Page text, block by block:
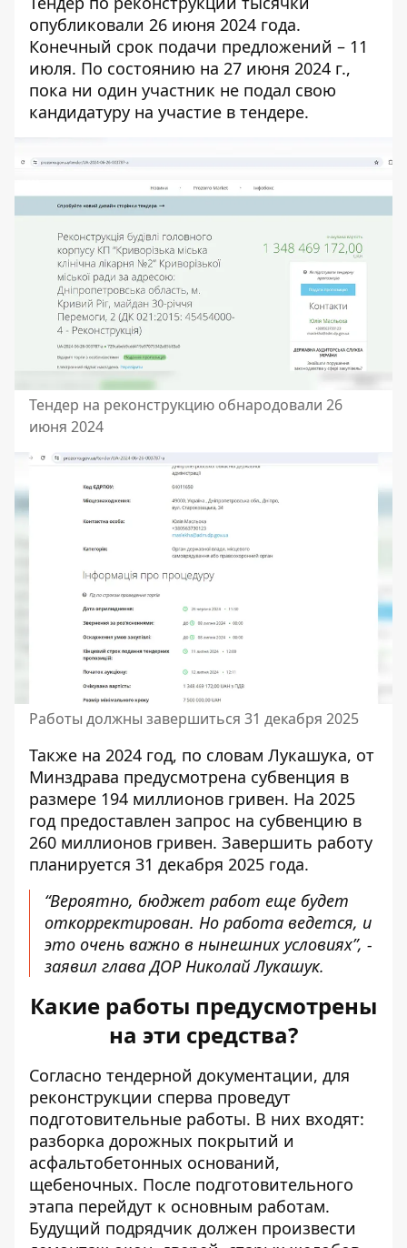
опубликовали 26 июня 2024 года.
Конечный срок подачи предложений – 11
июля. По состоянию на 27 июня 2024 г.,
пока ни один участник не подал свою
кандидатуру на участие в тендере.
Тендер на реконструкцию обнародовали 26
июня 2024
Работы должны завершиться 31 декабря 2025
Также на 2024 год, по словам Лукашука, от
Минздрава предусмотрена субвенция в
размере 194 миллионов гривен. На 2025
год предоставлен запрос на субвенцию в
260 миллионов гривен. Завершить работу
планируется 31 декабря 2025 года.
“Вероятно, бюджет работ еще будет
откорректирован. Но работа ведется, и
это очень важно в нынешних условиях”, -
заявил глава ДОР Николай Лукашук.
Какие работы предусмотрены
на эти средства?
Согласно тендерной документации, для
реконструкции сперва проведут
подготовительные работы. В них входят:
разборка дорожных покрытий и
асфальтобетонных оснований,
щебеночных. После подготовительного
этапа перейдут к основным работам.
Будущий подрядчик должен произвести